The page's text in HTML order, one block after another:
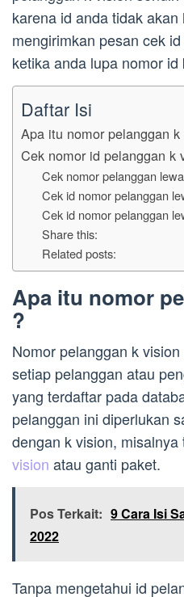
karena id anda tidak
mengirimkan pesan cek
ketika anda lupa nomor
Daftar Isi
Apa itu nomor pelanggan k
Cek nomor id pelanggan k
Cek nomor pelanggan
Cek id nomor pelanggan
Cek id nomor pelanggan
Share this:
Related posts:
Apa itu nomor
?
Nomor pelanggan k
setiap pelanggan atau
yang terdaftar pada
pelanggan ini diperlukan
dengan k vision, misalnya
vision atau ganti paket.
Pos Terkait: 9 Cara Isi
2022
Tanpa mengetahui id